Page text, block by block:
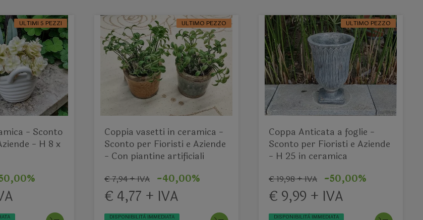
ULTIMI 5 PEZZI
- Sconto
- H 8 x
ULTIMO PEZZO
Coppia vasetti in ceramica -
Sconto per Fioristi e Aziende
- Con piantine artificiali
€ 7,94 + IVA -40,00%
€ 4,77 + IVA
DISPONIBILITÀ IMMEDIATA
ULTIMO PEZZO
Coppa Anticata a foglie -
Sconto per Fioristi e Aziende
- H 25 in ceramica
€ 19,98 + IVA -50,00%
€ 9,99 + IVA
DISPONIBILITÀ IMMEDIATA